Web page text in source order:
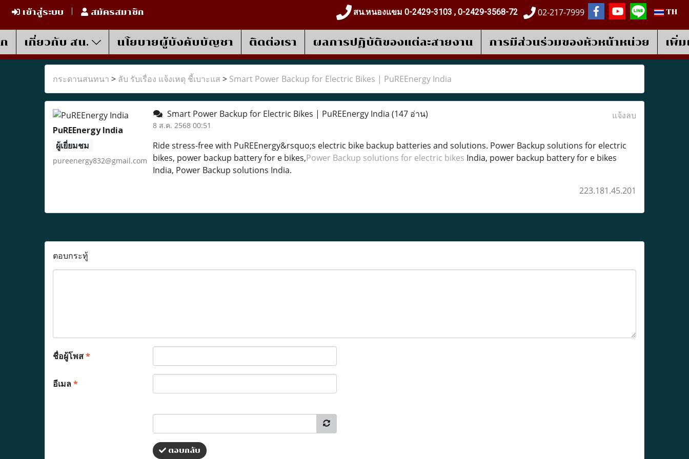
เข้าสู่ระบบ สมัครสมาชิก สน.หนองแขม 0-2429-3103 , 0-2429-3568-72 02-217-7999 TH
เกี่ยวกับ สน. นโยบายผู้บังคับบัญชา ติดต่อเรา ผลการปฎิบัติของแต่ละสายงาน การมีส่วนร่วมของหัวหน้าหน่วย เพิ่
กระดานสนทนา > ลับ รับเรื่อง แจ้งเหตุ ชี้เบาะแส > Smart Power Backup for Electric Bikes | PuREEnergy India
PuREEnergy India
ผู้เยี่ยมชม
pureenergy832@gmail.com
Smart Power Backup for Electric Bikes | PuREEnergy India (147 อ่าน)
8 ส.ค. 2568 00:51
แจ้งลบ
Ride stress-free with PuREEnergy&rsquo;s electric bike backup batteries and solutions. Power Backup solutions for electric
bikes, power backup battery for e bikes,Power Backup solutions for electric bikes India, power backup battery for e bikes
India, Power Backup solutions India.
223.181.45.201
ตอบกระทู้
ชื่อผู้โพส*
อีเมล*
ตอบกลับ